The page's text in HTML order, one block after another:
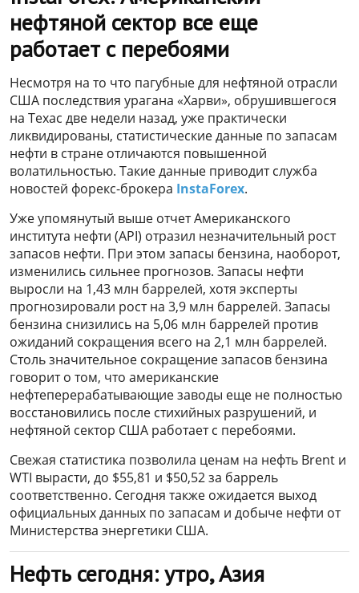
нефтяной сектор все еще
работает с перебоями
Несмотря на то что пагубные для нефтяной отрасли
США последствия урагана «Харви», обрушившегося
на Техас две недели назад, уже практически
ликвидированы, статистические данные по запасам
нефти в стране отличаются повышенной
волатильностью. Такие данные приводит служба
новостей форекс-брокера InstaForex.
Уже упомянутый выше отчет Американского
института нефти (API) отразил незначительный рост
запасов нефти. При этом запасы бензина, наоборот,
изменились сильнее прогнозов. Запасы нефти
выросли на 1,43 млн баррелей, хотя эксперты
прогнозировали рост на 3,9 млн баррелей. Запасы
бензина снизились на 5,06 млн баррелей против
ожиданий сокращения всего на 2,1 млн баррелей.
Столь значительное сокращение запасов бензина
говорит о том, что американские
нефтеперерабатывающие заводы еще не полностью
восстановились после стихийных разрушений, и
нефтяной сектор США работает с перебоями.
Свежая статистика позволила ценам на нефть Brent и
WTI вырасти, до $55,81 и $50,52 за баррель
соответственно. Сегодня также ожидается выход
официальных данных по запасам и добыче нефти от
Министерства энергетики США.
Нефть сегодня: утро, Азия